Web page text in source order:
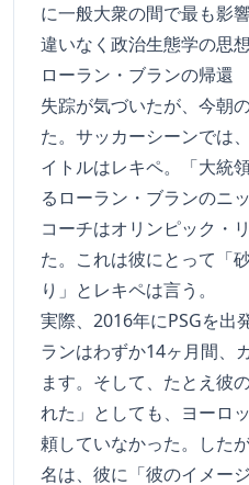
に一般大衆の間で最も影
違いなく政治生態学の思
ローラン・ブランの帰還
失踪が気づいたが、今朝
た。サッカーシーンでは
イトルはレキペ。「大統
るローラン・ブランのニ
コーチはオリンピック・
た。これは彼にとって「
り」とレキペは言う。
実際、2016年にPSGを出
ランはわずか14ヶ月間、
ます。そして、たとえ彼
れた」としても、ヨーロ
頼していなかった。した
名は、彼に「彼のイメー